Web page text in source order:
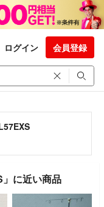
ログイン 会員登録
に近い商品